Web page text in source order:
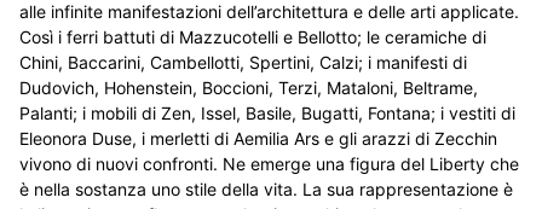
alle infinite manifestazioni dell’architettura e delle arti applicate.
Così i ferri battuti di Mazzucotelli e Bellotto; le ceramiche di
Chini, Baccarini, Cambellotti, Spertini, Calzi; i manifesti di
Dudovich, Hohenstein, Boccioni, Terzi, Mataloni, Beltrame,
Palanti; i mobili di Zen, Issel, Basile, Bugatti, Fontana; i vestiti di
Eleonora Duse, i merletti di Aemilia Ars e gli arazzi di Zecchin
vivono di nuovi confronti. Ne emerge una figura del Liberty che
è nella sostanza uno stile della vita. La sua rappresentazione è